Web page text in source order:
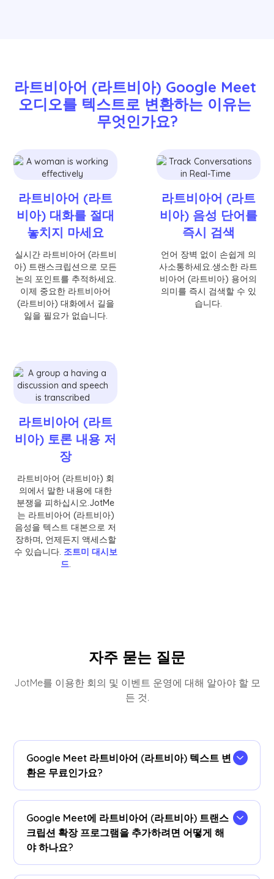
라트비아어 (라트비아) Google Meet
오디오를 텍스트로 변환하는 이유는
무엇인가요?
라트비아어 (라트
비아) 대화를 절대
놓치지 마세요
실시간 라트비아어 (라트비
아) 트랜스크립션으로 모든
논의 포인트를 추적하세요.
이제 중요한 라트비아어
(라트비아) 대화에서 길을
잃을 필요가 없습니다.
라트비아어 (라트
비아) 음성 단어를
즉시 검색
언어 장벽 없이 손쉽게 의
사소통하세요.생소한 라트
비아어 (라트비아) 용어의
의미를 즉시 검색할 수 있
습니다.
라트비아어 (라트
비아) 토론 내용 저
장
라트비아어 (라트비아) 회
의에서 말한 내용에 대한
분쟁을 피하십시오.JotMe
는 라트비아어 (라트비아)
음성을 텍스트 대본으로 저
장하며, 언제든지 액세스할
수 있습니다. 조트미 대시보
드.
자주 묻는 질문
JotMe를 이용한 회의 및 이벤트 운영에 대해 알아야 할 모
든 것.
Google Meet 라트비아어 (라트비아) 텍스트 변
환은 무료인가요?
Google Meet에 라트비아어 (라트비아) 트랜스
크립션 확장 프로그램을 추가하려면 어떻게 해
야 하나요?